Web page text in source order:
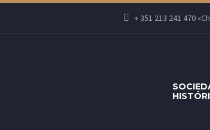
+ 351 213 241 470